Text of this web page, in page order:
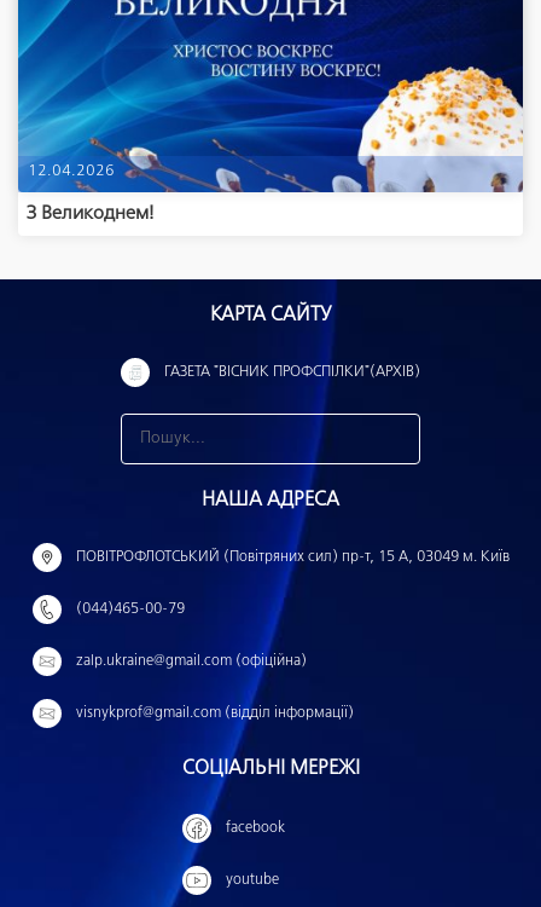
12.04.2026
З Великоднем!
КАРТА САЙТУ
ГАЗЕТА "ВІСНИК ПРОФСПІЛКИ"(АРХІВ)
н
й
:
НАША АДРЕСА
ПОВІТРОФЛОТСЬКИЙ (Повітряних сил) пр-т, 15 А, 03049 м. Київ
(044)465-00-79
zalp.ukraine@gmail.com (офіційна)
visnykprof@gmail.com (відділ інформації)
СОЦІАЛЬНІ МЕРЕЖІ
facebook
youtube